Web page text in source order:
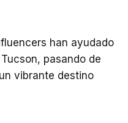
han ayudado
pasando de
vibrante destino